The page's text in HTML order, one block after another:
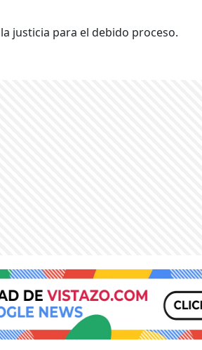
justicia para el debido proceso.